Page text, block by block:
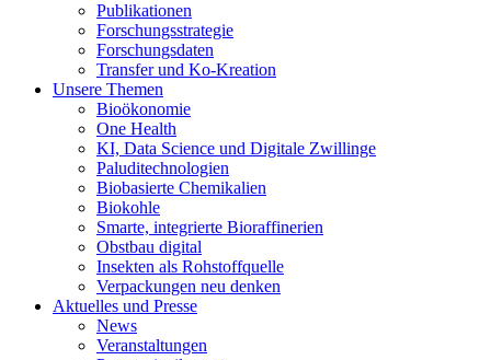
Publikationen
Forschungsstrategie
Forschungsdaten
Transfer und Ko-Kreation
Unsere Themen
Bioökonomie
One Health
KI, Data Science und Digitale Zwillinge
Paluditechnologien
Biobasierte Chemikalien
Biokohle
Smarte, integrierte Bioraffinerien
Obstbau digital
Insekten als Rohstoffquelle
Verpackungen neu denken
Aktuelles und Presse
News
Veranstaltungen